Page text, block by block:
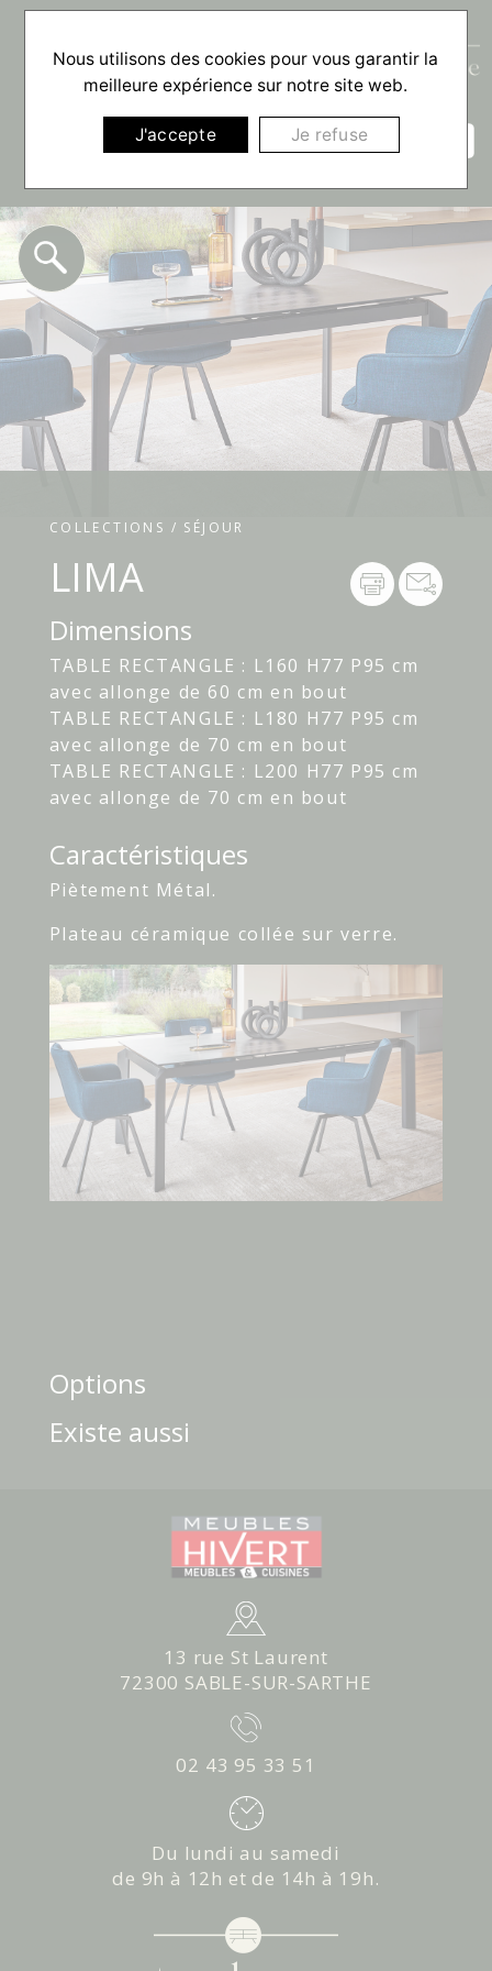
☰
COLLECTIONS / SÉJOUR
LIMA
Dimensions
TABLE RECTANGLE : L160 H77 P95 cm
avec allonge de 60 cm en bout
TABLE RECTANGLE : L180 H77 P95 cm
avec allonge de 70 cm en bout
TABLE RECTANGLE : L200 H77 P95 cm
avec allonge de 70 cm en bout
Caractéristiques
Piètement Métal.
Plateau céramique collée sur verre.
Options
Existe aussi
13 rue St Laurent
72300 SABLE-SUR-SARTHE
02 43 95 33 51
Du lundi au samedi
de 9h à 12h et de 14h à 19h.
Nous utilisons des cookies pour vous garantir la
meilleure expérience sur notre site web.
J'accepte Je refuse